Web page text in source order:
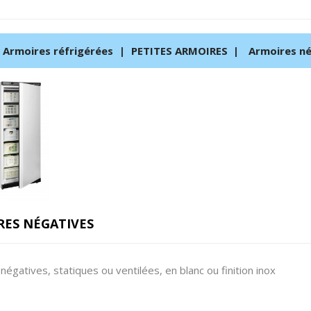
Armoires réfrigérées PETITES ARMOIRES Armoires
NÉGATIVES
statiques ou ventilées, en blanc ou finition inox